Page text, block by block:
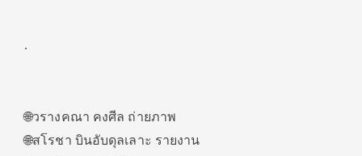
.
🌐วรางคณา คงศีล ถ่ายภาพ
🌐สโรชา บินอับดุลเลาะ รายงาน